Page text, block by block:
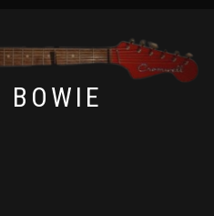
BOWIE